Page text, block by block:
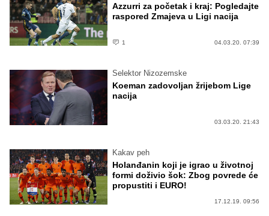
Azzurri za početak i kraj: Pogledajte
raspored Zmajeva u Ligi nacija
1 04.03.20. 07:39
Selektor Nizozemske
Koeman zadovoljan žrijebom Lige
nacija
03.03.20. 21:43
Kakav peh
Holanđanin koji je igrao u životnoj
formi doživio šok: Zbog povrede će
propustiti i EURO!
17.12.19. 09:56